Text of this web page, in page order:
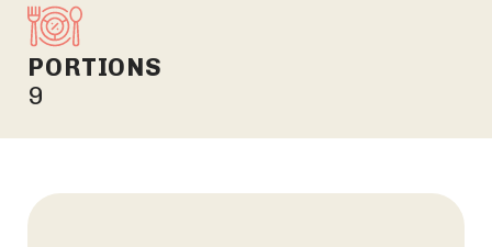
PORTIONS
9